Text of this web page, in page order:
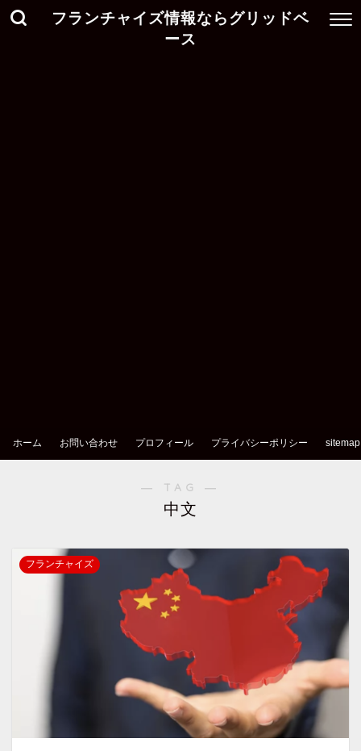
フランチャイズ情報ならグリッドベ
ース
ホーム お問い合わせ プロフィール プライバシーポリシー sitemap
― TAG ―
中文
フランチャイズ